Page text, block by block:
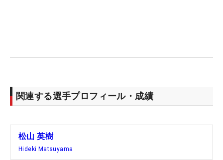
関連する選手プロフィール・成績
松山 英樹
Hideki Matsuyama